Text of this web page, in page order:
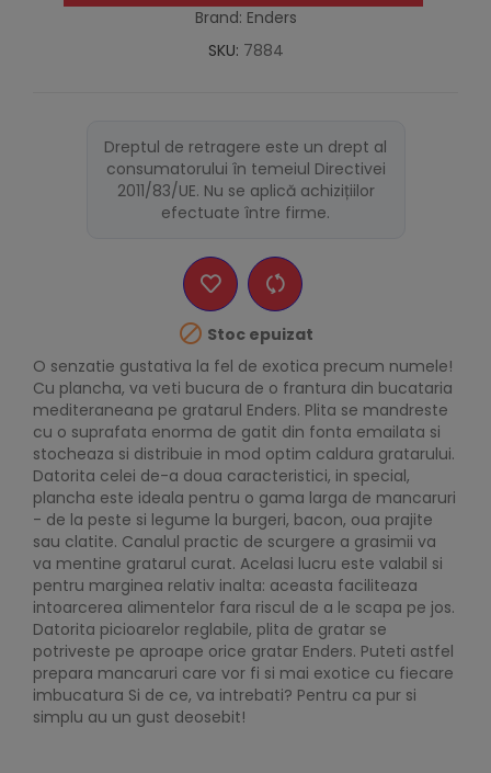
Brand: Enders
SKU: 7884
Dreptul de retragere este un drept al
consumatorului în temeiul Directivei
2011/83/UE. Nu se aplică achizițiilor
efectuate între firme.
 Stoc epuizat
O senzatie gustativa la fel de exotica precum numele!
Cu plancha, va veti bucura de o frantura din bucataria
mediteraneana pe gratarul Enders. Plita se mandreste
cu o suprafata enorma de gatit din fonta emailata si
stocheaza si distribuie in mod optim caldura gratarului.
Datorita celei de-a doua caracteristici, in special,
plancha este ideala pentru o gama larga de mancaruri
- de la peste si legume la burgeri, bacon, oua prajite
sau clatite. Canalul practic de scurgere a grasimii va
va mentine gratarul curat. Acelasi lucru este valabil si
pentru marginea relativ inalta: aceasta faciliteaza
intoarcerea alimentelor fara riscul de a le scapa pe jos.
Datorita picioarelor reglabile, plita de gratar se
potriveste pe aproape orice gratar Enders. Puteti astfel
prepara mancaruri care vor fi si mai exotice cu fiecare
imbucatura Si de ce, va intrebati? Pentru ca pur si
simplu au un gust deosebit!